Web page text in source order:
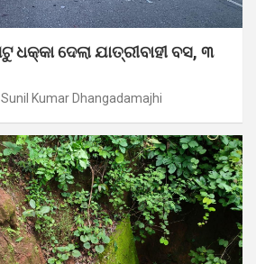
ଧକ୍କା ଦେଲା ଯାତ୍ରୀବାହୀ ବସ, ୩
Sunil Kumar Dhangadamajhi